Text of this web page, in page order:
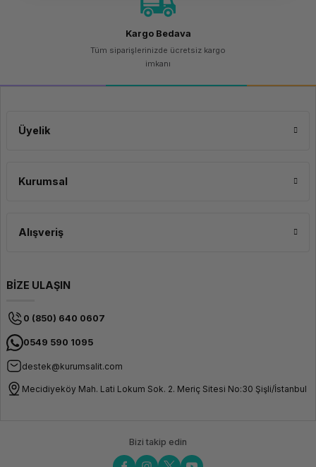
Kargo Bedava
Tüm siparişlerinizde ücretsiz kargo
imkanı
Üyelik
Kurumsal
Alışveriş
BİZE ULAŞIN
0 (850) 640 0607
0549 590 1095
destek@kurumsalit.com
Mecidiyeköy Mah. Lati Lokum Sok. 2. Meriç Sitesi No:30 Şişli/İstanbul
Bizi takip edin